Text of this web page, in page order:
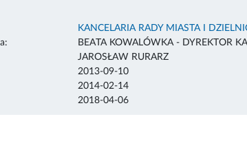
KANCELARIA RADY MIASTA I
BEATA KOWALÓWKA - DYREKTOR
JAROSŁAW RURARZ
2013-09-10
2014-02-14
2018-04-06